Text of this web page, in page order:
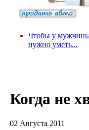
Чтобы у
нужно уметь...
Когда не
02 Августа 2011